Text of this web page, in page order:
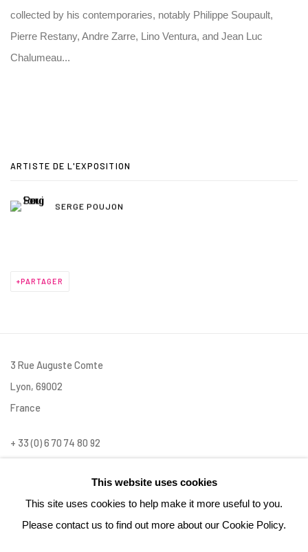
collected by his contemporaries, notably Philippe Soupault,
Pierre Restany, Andre Zarre, Lino Ventura, and Jean Luc
Chalumeau...
ARTISTE DE L'EXPOSITION
SERGE POUJON
PARTAGER
3 Rue Auguste Comte
Lyon, 69002
France
+ 33 (0) 6 70 74 80 92
This website uses cookies
This site uses cookies to help make it more useful to you.
Please contact us to find out more about our Cookie Policy.